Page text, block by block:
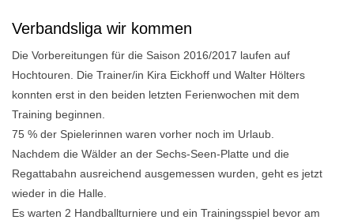
Verbandsliga wir kommen
Die Vorbereitungen für die Saison 2016/2017 laufen auf
Hochtouren. Die Trainer/in Kira Eickhoff und Walter Hölters
konnten erst in den beiden letzten Ferienwochen mit dem
Training beginnen.
75 % der Spielerinnen waren vorher noch im Urlaub.
Nachdem die Wälder an der Sechs-Seen-Platte und die
Regattabahn ausreichend ausgemessen wurden, geht es jetzt
wieder in die Halle.
Es warten 2 Handballturniere und ein Trainingsspiel bevor am